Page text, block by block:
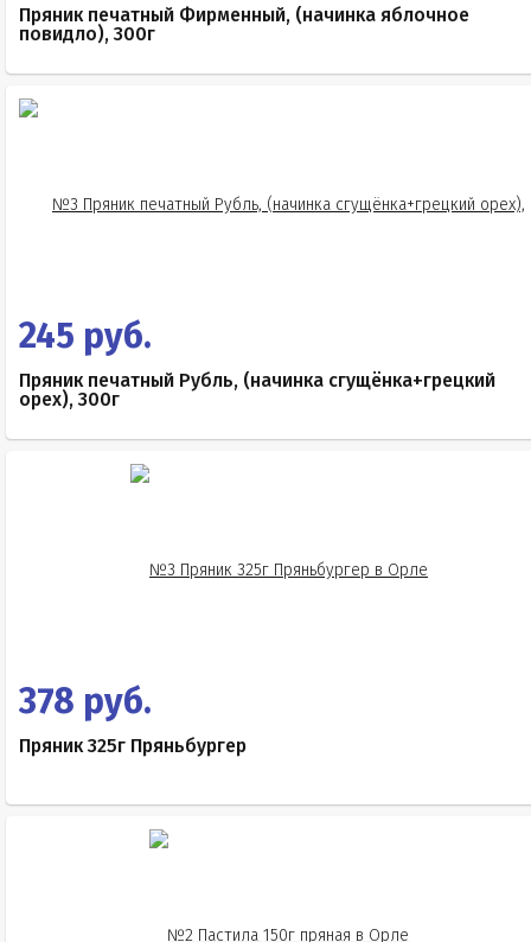
Пряник печатный Фирменный, (начинка яблочное
повидло), 300г
245 руб.
Пряник печатный Рубль, (начинка сгущёнка+грецкий
орех), 300г
378 руб.
Пряник 325г Пряньбургер